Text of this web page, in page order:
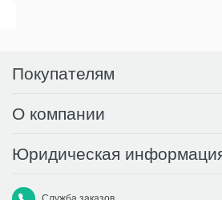
Покупателям
О компании
Юридическая